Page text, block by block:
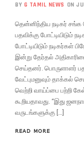
BY G TAMIL NEWS ON
தென்னிந்திய நடிகர்
பதவிக்கு போட்டியிடும்
போட்டியிடும் நடிகர்கள்
இன்று தேர்தல்
செய்தனர். பொருளாளர்
வேட்புமனுவும் தாக்கல்
வெற்றி வாய்ப்பை பற்றி
கூறியதாவது. “இது
வருடங்களுக்கு […]
READ MORE